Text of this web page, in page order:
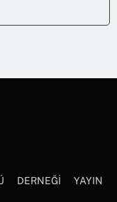
DERNEĞİ YAYIN